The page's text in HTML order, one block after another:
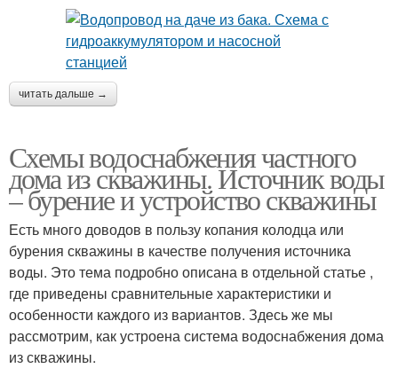
читать дальше →
Схемы водоснабжения частного
дома из скважины. Источник воды
– бурение и устройство скважины
Есть много доводов в пользу копания колодца или
бурения скважины в качестве получения источника
воды. Это тема подробно описана в отдельной статье ,
где приведены сравнительные характеристики и
особенности каждого из вариантов. Здесь же мы
рассмотрим, как устроена система водоснабжения дома
из скважины.